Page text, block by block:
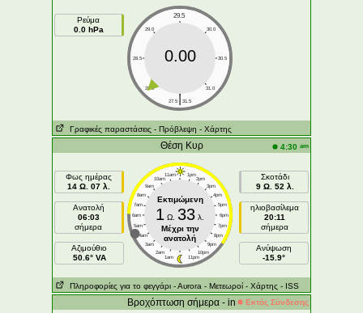
Ρεύμα
0.0 hPa
29.5
29.0 30.0
28.5 30.5
28.0 31.0
|
27.5 31.5
0.00
Γραφικές παραστάσεις - Πρόβλεψη - Χάρτης
Θέση Κυρ 4:30 am
Φως ημέρας
14 Ω. 07 λ.
Ανατολή
06:03
σήμερα
Aζιμούθιο
50.6° VA
11am 1pm
10am 2pm
9am 3pm
8am 4pm
7am 5pm
6am 6pm
5am 7pm
4am 8pm
3am 9pm
2am 10pm
1am 11pm
Εκτιμώμενη
1 Ω. 33 λ.
Μέχρι την
ανατολή
Σκοτάδι
9 Ω. 52 λ.
ηλιοβασίλεμα
20:11
σήμερα
Ανύψωση
-15.9°
Πληροφορίες για το φεγγάρι - Αυrora - Μετεωροί - Χάρτης - ISS
Βροχόπτωση σήμερα - in Εκτός Σύνδεσης